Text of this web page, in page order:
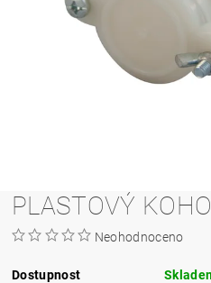
PLASTOVÝ
Neohodnoceno
Dostupnost